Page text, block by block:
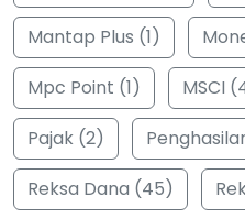
Mantap Plus (1)
Mpc Point (1)
MSCI
Pajak (2)
Reksa Dana (45)